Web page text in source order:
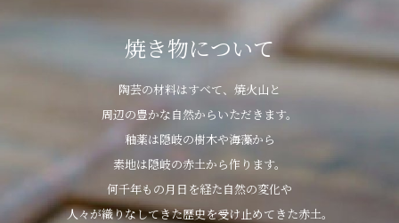
焼き物について
陶芸の材料はすべて、焼火山と
周辺の豊かな自然からいただきます。
釉薬は隠岐の樹木や海藻から
素地は隠岐の赤土から作ります。
何千年もの月日を経た自然の変化や
人々が織りなしてきた歴史を受け止めてきた赤土。